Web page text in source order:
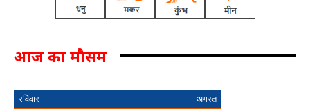
आज का मौसम
रविवार अगस्त